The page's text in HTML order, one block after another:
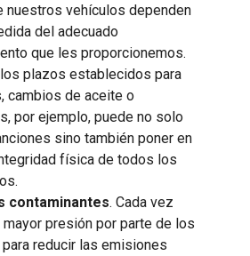
nuestros vehículos dependen
del adecuado
que les proporcionemos.
plazos establecidos para
cambios de aceite o
por ejemplo, puede no solo
sino también poner en
física de todos los
contaminantes. Cada vez
presión por parte de los
reducir las emisiones